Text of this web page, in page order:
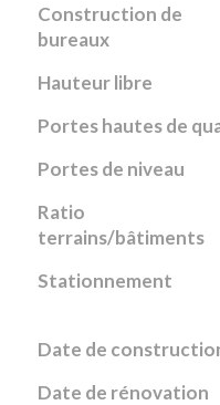
Construction de
bureaux
Hauteur libre
Portes hautes de
Portes de niveau
Ratio
terrains/bâtiments
Stationnement
Date de
Date de rénovation